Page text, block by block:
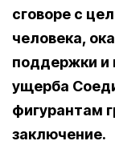
сговоре с
человека,
поддержки и
ущерба
фигурантам
заключение.